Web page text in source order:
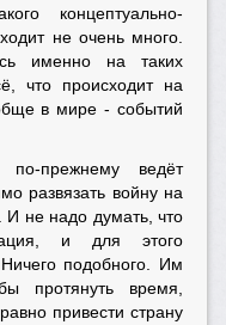
концептуально-
не очень много.
именно на таких
что происходит на
в мире - событий
прежнему ведёт
развязать войну на
не надо думать, что
и для этого
подобного. Им
протянуть время,
привести страну